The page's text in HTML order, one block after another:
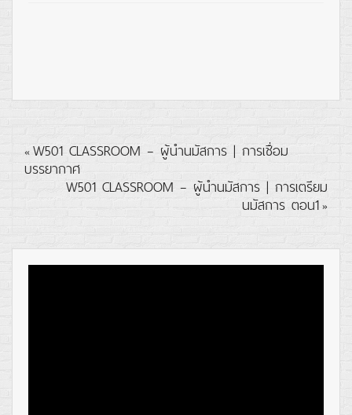
« W501 CLASSROOM – ผู้นำนมัสการ | การเชื่อม
บรรยากาศ
W501 CLASSROOM – ผู้นำนมัสการ | การเตรียม
นมัสการ ตอน1 »